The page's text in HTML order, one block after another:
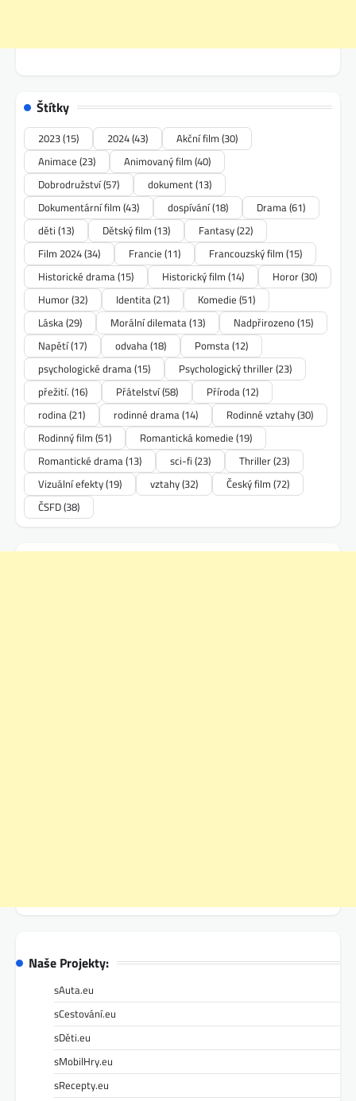
Štítky
2023(15) 2024(43) Akční film (30)
Animace (23) Animovaný film (40)
Dobrodružství(57) dokument(13)
Dokumentární film (43) dospívání(18) Drama(61)
děti (13) Dětský film (13) Fantasy(22)
Film 2024(34) Francie (11) Francouzský film (15)
Historické drama(15) Historický film (14) Horor(30)
Humor(32) Identita(21) Komedie (51)
Láska(29) Morální dilemata(13) Nadpřirozeno(15)
Napětí(17) odvaha(18) Pomsta(12)
psychologické drama(15) Psychologický thriller(23)
přežití. (16) Přátelství(58) Příroda(12)
rodina(21) rodinné drama(14) Rodinné vztahy(30)
Rodinný film (51) Romantická komedie (19)
Romantické drama(13) sci-fi (23) Thriller(23)
Vizuální efekty(19) vztahy(32) Český film (72)
ČSFD(38)
Naše Projekty:
sAuta.eu
sCestování.eu
sDěti.eu
sMobilHry.eu
sRecepty.eu